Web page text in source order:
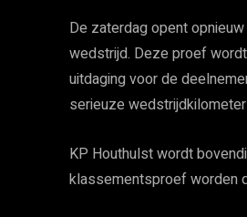
De zaterdag opent
wedstrijd. Deze proef
uitdaging voor de
serieuze
KP Houthulst wordt
klassementsproef worden